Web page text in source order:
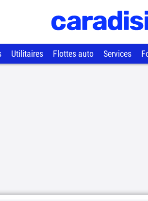
Utilitaires Flottes auto Services